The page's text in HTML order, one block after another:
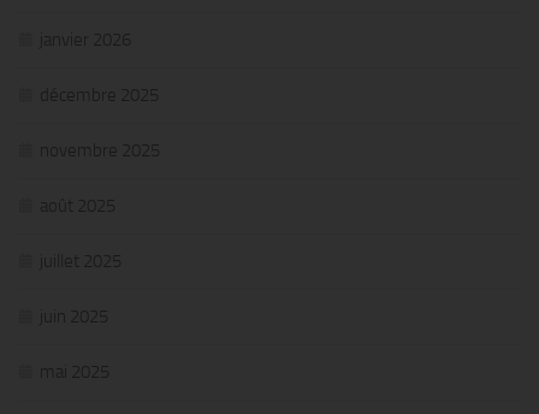
janvier 2026
décembre 2025
novembre 2025
août 2025
juillet 2025
juin 2025
mai 2025